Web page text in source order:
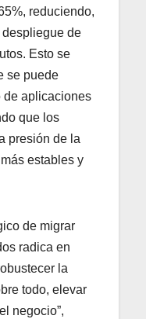
reduciendo,
de
Esto se
se puede
de aplicaciones
que los
presión de la
estables y
de migrar
radica en
la
todo, elevar
negocio”,